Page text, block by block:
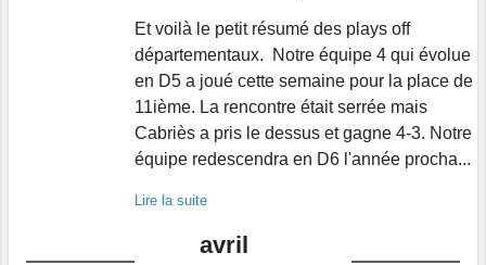
Et voilà le petit résumé des plays off
départementaux. Notre équipe 4 qui évolue
en D5 a joué cette semaine pour la place de
11ième. La rencontre était serrée mais
Cabriès a pris le dessus et gagne 4-3. Notre
équipe redescendra en D6 l'année procha...
Lire la suite
avril